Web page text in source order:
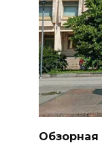
Обзорная